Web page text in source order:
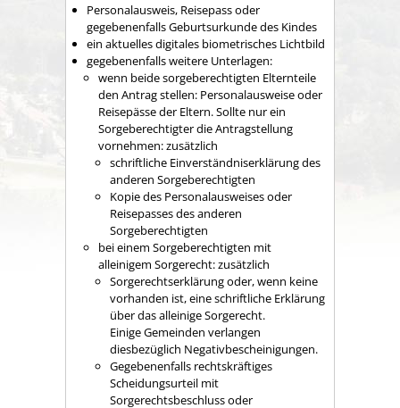
Personalausweis, Reisepassoder
gegebenenfalls Geburtsurkunde des Kindes
ein aktuelles digitales biometrisches Lichtbild
gegebenenfalls weitere Unterlagen:
wenn beide sorgeberechtigten Elternteile
den Antrag stellen: Personalausweise oder
Reisepässe der Eltern. Sollte nur ein
Sorgeberechtigter die Antragstellung
vornehmen: zusätzlich
schriftliche Einverständniserklärung des
anderen Sorgeberechtigten
Kopie des Personalausweises oder
Reisepasses des anderen
Sorgeberechtigten
bei einem Sorgeberechtigten mit
alleinigem Sorgerecht: zusätzlich
Sorgerechtserklärung oder, wenn keine
vorhanden ist, eine schriftliche Erklärung
über das alleinige Sorgerecht.
Einige Gemeinden verlangen
diesbezüglich Negativbescheinigungen.
Gegebenenfalls rechtskräftiges
Scheidungsurteil mit
Sorgerechtsbeschluss oder